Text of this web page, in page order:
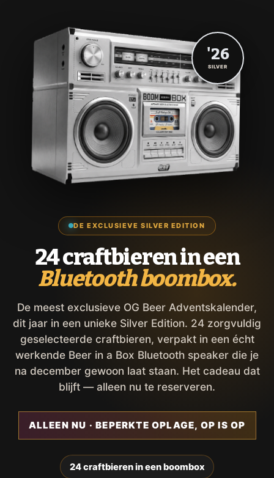
DE EXCLUSIEVE SILVER EDITION
24 craftbieren in een
Bluetooth boombox.
De meest exclusieve OG Beer Adventskalender,
dit jaar in een unieke Silver Edition. 24 zorgvuldig
geselecteerde craftbieren, verpakt in een écht
werkende Beer in a Box Bluetooth speaker die je
na december gewoon laat staan. Het cadeau dat
blijft — alleen nu te reserveren.
ALLEEN NU · BEPERKTE OPLAGE, OP IS OP
24 craftbieren in een boombox
'26
SILVER